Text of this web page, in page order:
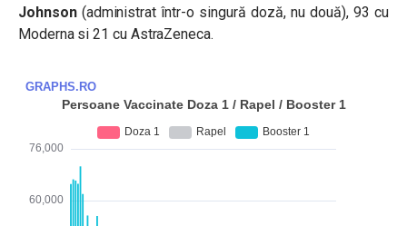
Johnson(administrat într-o singură doză, nu două), 93 cu
Moderna si 21 cu AstraZeneca.